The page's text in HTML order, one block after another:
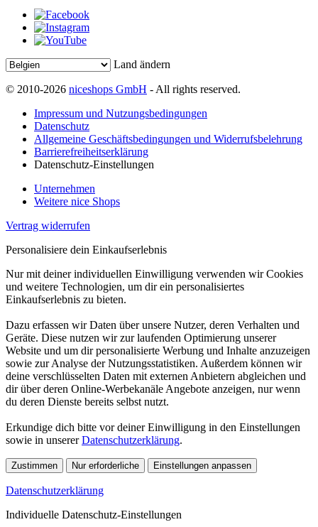
Land ändern
© 2010-2026 niceshops GmbH - All rights reserved.
Impressum und Nutzungsbedingungen
Datenschutz
Allgemeine Geschäftsbedingungen und Widerrufsbelehrung
Barrierefreiheitserklärung
Datenschutz-Einstellungen
Unternehmen
Weitere nice Shops
Vertrag widerrufen
Personalisiere dein Einkaufserlebnis
Nur mit deiner individuellen Einwilligung verwenden wir Cookies
und weitere Technologien, um dir ein personalisiertes
Einkaufserlebnis zu bieten.
Dazu erfassen wir Daten über unsere Nutzer, deren Verhalten und
Geräte. Diese nutzen wir zur laufenden Optimierung unserer
Website und um dir personalisierte Werbung und Inhalte anzuzeigen
sowie zur Analyse der Nutzungsstatistiken. Außerdem können wir
deine verschlüsselten Daten mit externen Anbietern abgleichen und
dir über deren Online-Werbekanäle Angebote anzeigen, nur wenn
du deren Dienste bereits selbst nutzt.
Erkundige dich bitte vor deiner Einwilligung in den Einstellungen
sowie in unsererDatenschutzerklärung.
Zustimmen Nur erforderliche Einstellungen anpassen
Datenschutzerklärung
Individuelle Datenschutz-Einstellungen